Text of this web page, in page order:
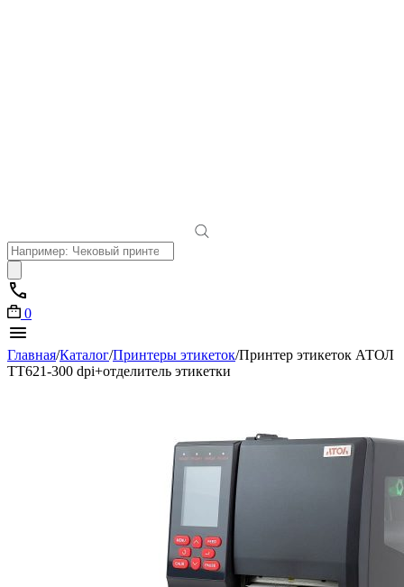
Поиск
товаров
0
Главная/Каталог/Принтеры этикеток/Принтер этикеток АТОЛ
ТТ621-300 dpi+отделитель этикетки